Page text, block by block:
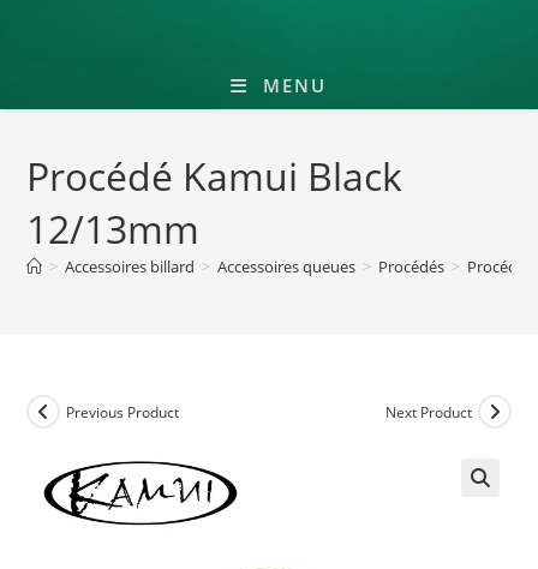
MENU
Procédé Kamui Black
12/13mm
> Accessoires billard > Accessoires queues > Procédés > Procédé
Previous Product Next Product